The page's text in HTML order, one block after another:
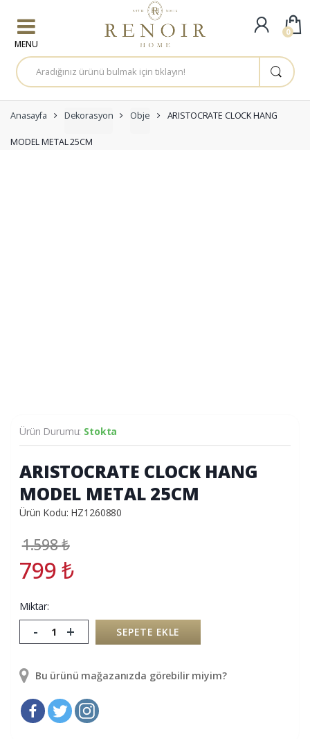
A
r
a
a
:
Anasayfa Dekorasyon Obje ARISTOCRATE CLOCK HANG
MODEL METAL 25CM
Ürün Durumu: Stokta
ARISTOCRATE CLOCK HANG
MODEL METAL 25CM
Ürün Kodu: HZ1260880
1.598₺
799₺
Miktar:
- + SEPETE EKLE
Bu ürünü mağazanızda görebilir miyim?
0